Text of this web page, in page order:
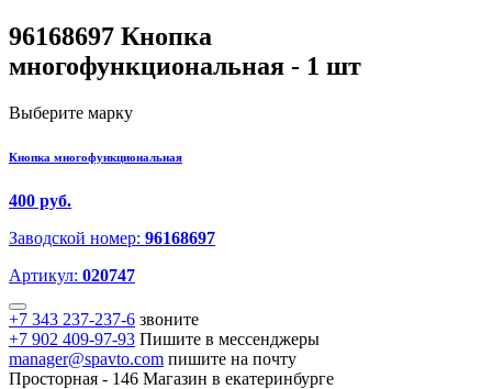
96168697 Кнопка
многофункциональная - 1 шт
Выберите марку
Кнопка многофункциональная
400 руб.
Заводской номер: 96168697
Артикул: 020747
+7 343 237-237-6 звоните
+7 902 409-97-93 Пишите в мессенджеры
manager@spavto.com пишите на почту
Просторная - 146 Магазин в екатеринбурге